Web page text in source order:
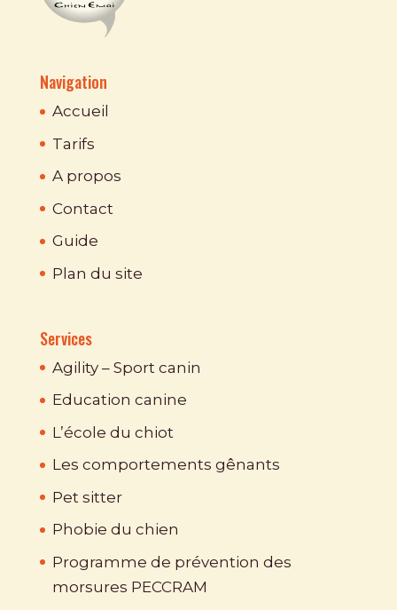
Navigation
Accueil
Tarifs
A propos
Contact
Guide
Plan du site
Services
Agility – Sport canin
Education canine
L’école du chiot
Les comportements gênants
Pet sitter
Phobie du chien
Programme de prévention des
morsures PECCRAM